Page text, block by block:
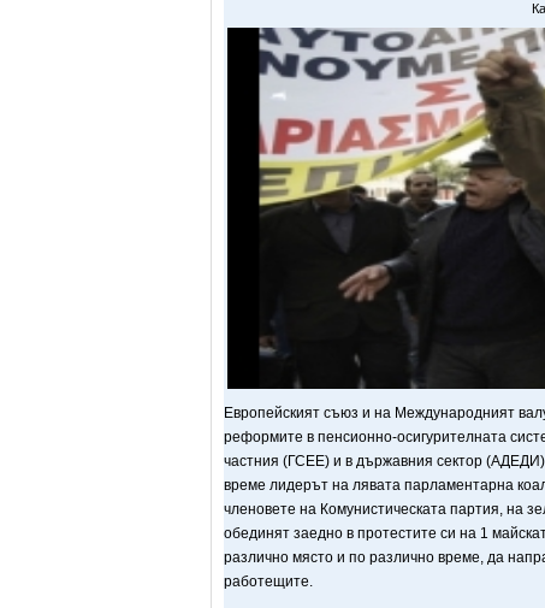
Европейският съюз и на Международният
реформите в пенсионно-осигурителната
частния (ГСЕЕ) и в държавния сектор
време лидерът на лявата парламентарна
членовете на Комунистическата партия, на
обединят заедно в протестите си на 1
различно място и по различно време, да
работещите.